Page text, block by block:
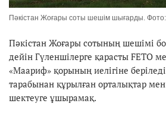
Пәкістан Жоғары соты шешім шығарды.
Пәкістан Жоғары сотының шешімі
дейін Гүленшілерге қарасты FETO
«Маариф» қорының иелігіне
тарабынан құрылған орталықтар
шектеуге ұшырамақ.